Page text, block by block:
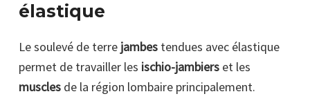
élastique
Le soulevé de terre jambes tendues avec élastique
permet de travailler les ischio-jambiers et les
muscles de la région lombaire principalement.